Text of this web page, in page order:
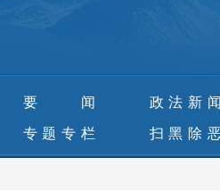
要 闻 政法新闻
专题专栏 扫黑除